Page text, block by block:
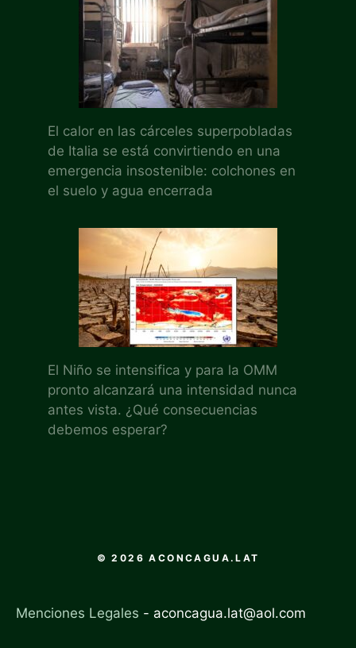
El calor en las cárceles superpobladas
de Italia se está convirtiendo en una
emergencia insostenible: colchones en
el suelo y agua encerrada
El Niño se intensifica y para la OMM
pronto alcanzará una intensidad nunca
antes vista. ¿Qué consecuencias
debemos esperar?
© 2026 ACONCAGUA.LAT
Menciones Legales - aconcagua.lat@aol.com